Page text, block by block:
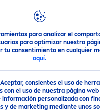
para analizar el
para optimizar nuestra
tu consentimiento en cualquier
aquí.
consientes el uso de
con el uso de nuestra página
personalizada con
y de marketing mediante unos
Corporal